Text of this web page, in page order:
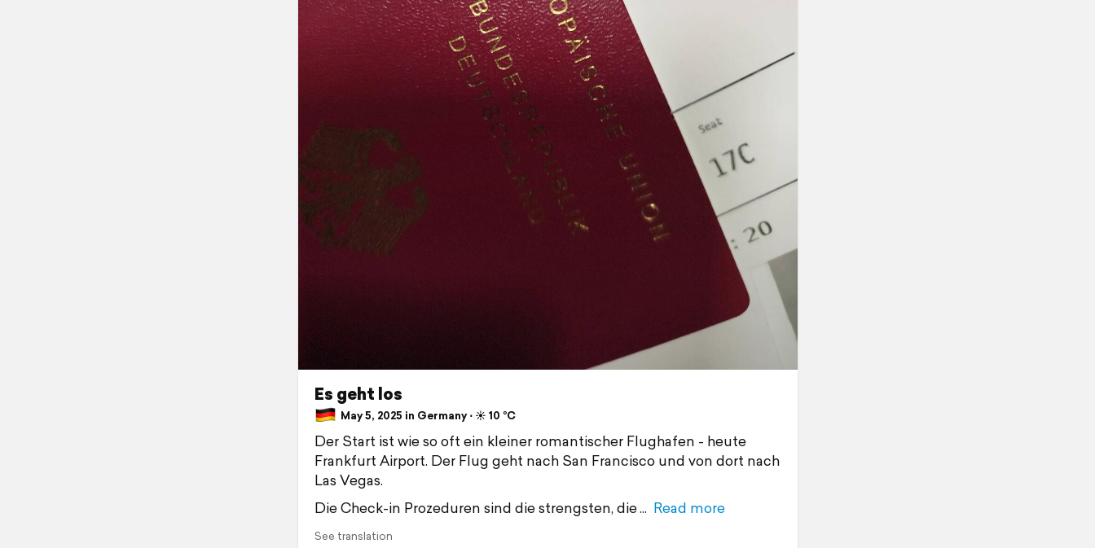
Es geht los
May 5, 2025 in Germany ⋅ ☀️ 10 °C
Der Start ist wie so oft ein kleiner romantischer Flughafen - heute
Frankfurt Airport. Der Flug geht nach San Francisco und von dort nach
Las Vegas.
Die Check-in Prozeduren sind die strengsten, die
Read more
See translation